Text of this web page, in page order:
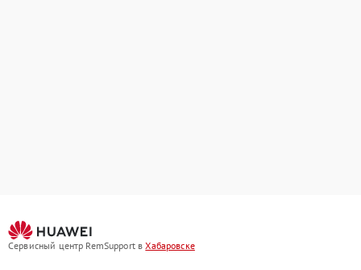
Сервисный центр RemSupport вХабаровске